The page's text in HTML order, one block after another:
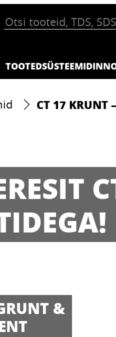
TOOTEDSÜSTEEMID
CT 17 KRUNT
&